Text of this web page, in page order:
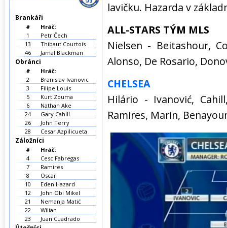
lavičku. Hazarda v
ALL-STARS TÝM MLS
Nielsen - Beitashour,
Alonso, De Rosario,
CHELSEA
Hilário - Ivanović,
Ramires, Marin,
Brankáři
#
Hráč:
1
Petr Čech
13
Thibaut Courtois
46
Jamal Blackman
Obránci
#
Hráč:
2
Branislav Ivanovic
3
Filipe Louis
5
Kurt Zouma
6
Nathan Ake
24
Gary Cahill
26
John Terry
28
Cesar Azpilicueta
Záložníci
#
Hráč:
4
Cesc Fabregas
7
Ramires
8
Oscar
10
Eden Hazard
12
John Obi Mikel
21
Nemanja Matić
22
Wilian
23
Juan Cuadrado